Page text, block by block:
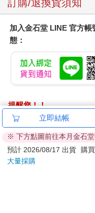
訂購/退換貨須知
加入金石堂 LINE 官方
態：
提醒您！！
金石堂及銀行均不會請
ATM提款機，請不要聽
退換貨須知：
**提醒您，鑑賞期不等於
立即結帳
※ 下方點圖前往本月金石
預計 2026/08/17 出貨
購
大量採購